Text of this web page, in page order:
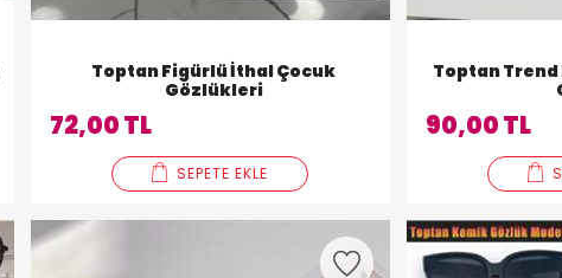
Toptan Figürlü İthal Çocuk
Gözlükleri
72,00 TL
SEPETE EKLE
Toptan
90,00 TL